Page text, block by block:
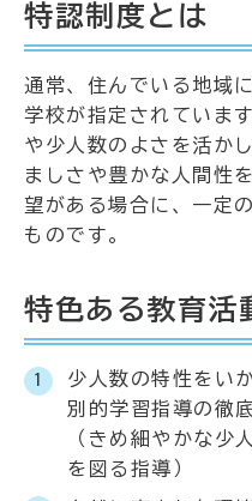
特認制度とは
通常、住んでいる地域
学校が指定されていま
や少人数のよさを活か
ましさや豊かな人間性
望がある場合に、一定
ものです。
特色ある教育活
少人数の特性をい
別的学習指導の徹
（きめ細やかな少
を図る指導）